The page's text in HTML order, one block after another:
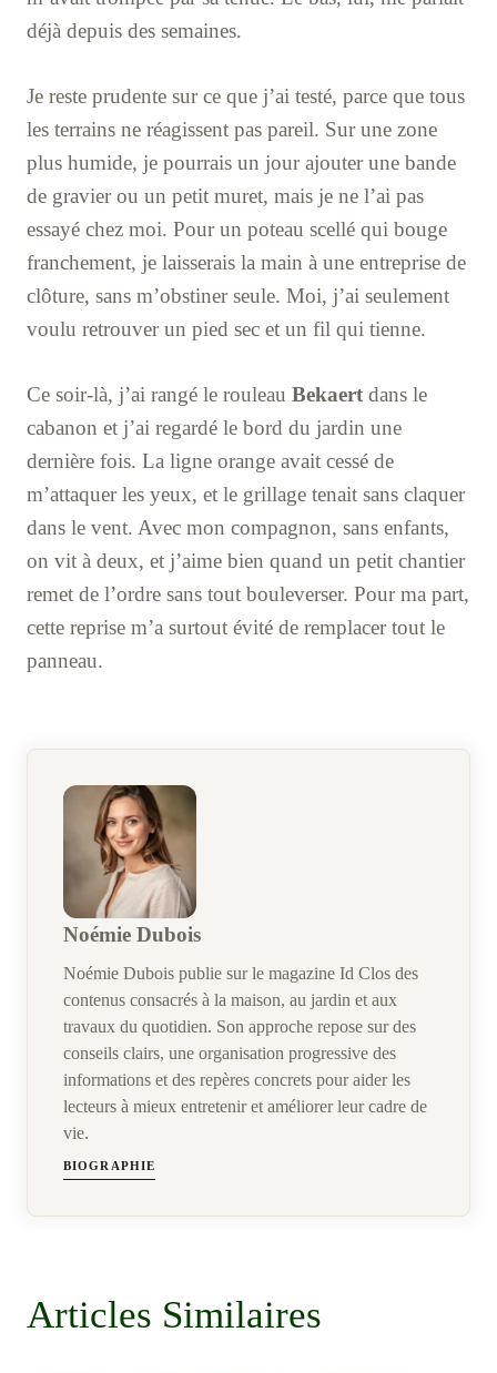
déjà depuis des semaines.
Je reste prudente sur ce que j’ai testé, parce que tous
les terrains ne réagissent pas pareil. Sur une zone
plus humide, je pourrais un jour ajouter une bande
de gravier ou un petit muret, mais je ne l’ai pas
essayé chez moi. Pour un poteau scellé qui bouge
franchement, je laisserais la main à une entreprise de
clôture, sans m’obstiner seule. Moi, j’ai seulement
voulu retrouver un pied sec et un fil qui tienne.
Ce soir-là, j’ai rangé le rouleau Bekaert dans le
cabanon et j’ai regardé le bord du jardin une
dernière fois. La ligne orange avait cessé de
m’attaquer les yeux, et le grillage tenait sans claquer
dans le vent. Avec mon compagnon, sans enfants,
on vit à deux, et j’aime bien quand un petit chantier
remet de l’ordre sans tout bouleverser. Pour ma part,
cette reprise m’a surtout évité de remplacer tout le
panneau.
Noémie Dubois
Noémie Dubois publie sur le magazine Id Clos des
contenus consacrés à la maison, au jardin et aux
travaux du quotidien. Son approche repose sur des
conseils clairs, une organisation progressive des
informations et des repères concrets pour aider les
lecteurs à mieux entretenir et améliorer leur cadre de
vie.
BIOGRAPHIE
Articles Similaires